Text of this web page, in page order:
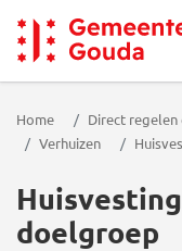
Gemeente
Home Direct
Verhuizen
doelgroep